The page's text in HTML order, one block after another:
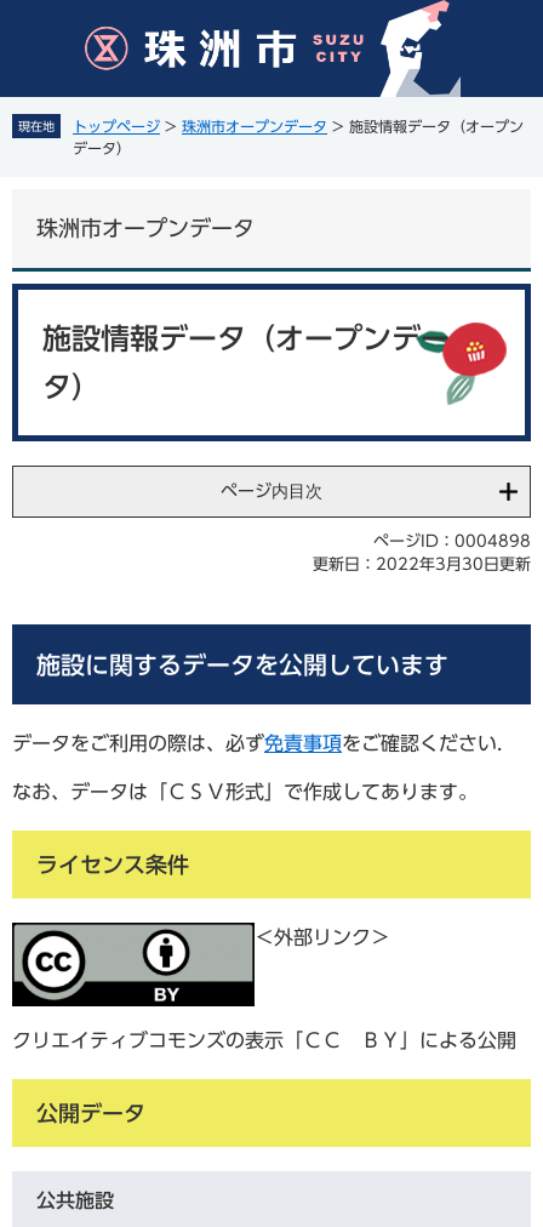
先
頭
を
飛
文
現在地 トップページ > 珠洲市オープンデータ > 施設情報データ（オープン
データ）
珠洲市オープンデータ
施設情報データ（オープンデー
タ）
ページ内目次
ページID：0004898
更新日：2022年3月30日更新
施設に関するデータを公開しています
データをご利用の際は、必ず免責事項をご確認ください.
なお、データは「ＣＳＶ形式」で作成してあります。
ライセンス条件
＜外部リンク＞
クリエイティブコモンズの表示「ＣＣ ＢＹ」による公開
公開データ
公共施設